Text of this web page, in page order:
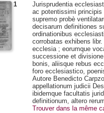
1
Jurisprudentia
ac potentissimi
supremo probè
decisarum definitiones
ordinationibus
corrobatas exhibens
ecclesia ; eorumque
successione et
bonis, aliisque rebus
foro ecclesiastico,
Autore Benedicto
appellationum judicii
ibidemque facultatis
definitionum, altero
Trouver dans la même